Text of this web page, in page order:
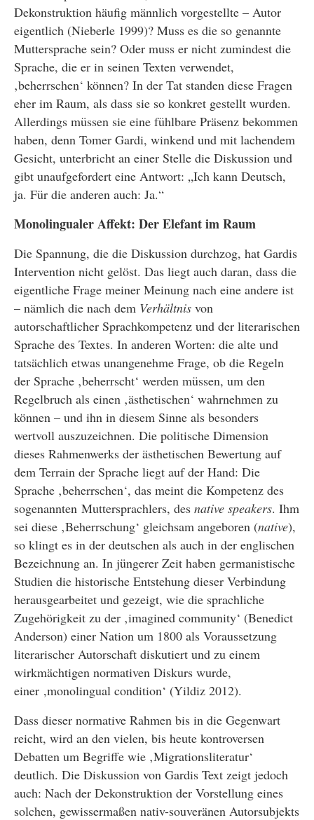
Dekonstruktion häufig männlich vorgestellte – Autor
eigentlich (Nieberle 1999)? Muss es die so genannte
Muttersprache sein? Oder muss er nicht zumindest die
Sprache, die er in seinen Texten verwendet,
‚beherrschen‘ können? In der Tat standen diese Fragen
eher im Raum, als dass sie so konkret gestellt wurden.
Allerdings müssen sie eine fühlbare Präsenz bekommen
haben, denn Tomer Gardi, winkend und mit lachendem
Gesicht, unterbricht an einer Stelle die Diskussion und
gibt unaufgefordert eine Antwort: „Ich kann Deutsch,
ja. Für die anderen auch: Ja.“
Monolingualer Affekt: Der Elefant im Raum
Die Spannung, die die Diskussion durchzog, hat Gardis
Intervention nicht gelöst. Das liegt auch daran, dass die
eigentliche Frage meiner Meinung nach eine andere ist
– nämlich die nach dem Verhältnis von
autorschaftlicher Sprachkompetenz und der literarischen
Sprache des Textes. In anderen Worten: die alte und
tatsächlich etwas unangenehme Frage, ob die Regeln
der Sprache ‚beherrscht‘ werden müssen, um den
Regelbruch als einen ‚ästhetischen‘ wahrnehmen zu
können – und ihn in diesem Sinne als besonders
wertvoll auszuzeichnen. Die politische Dimension
dieses Rahmenwerks der ästhetischen Bewertung auf
dem Terrain der Sprache liegt auf der Hand: Die
Sprache ‚beherrschen‘, das meint die Kompetenz des
sogenannten Muttersprachlers, des native speakers. Ihm
sei diese ‚Beherrschung‘ gleichsam angeboren (native),
so klingt es in der deutschen als auch in der englischen
Bezeichnung an. In jüngerer Zeit haben germanistische
Studien die historische Entstehung dieser Verbindung
herausgearbeitet und gezeigt, wie die sprachliche
Zugehörigkeit zu der ‚imagined community‘ (Benedict
Anderson) einer Nation um 1800 als Voraussetzung
literarischer Autorschaft diskutiert und zu einem
wirkmächtigen normativen Diskurs wurde,
einer ,monolingual condition‘ (Yildiz 2012).
Dass dieser normative Rahmen bis in die Gegenwart
reicht, wird an den vielen, bis heute kontroversen
Debatten um Begriffe wie ‚Migrationsliteratur‘
deutlich. Die Diskussion von Gardis Text zeigt jedoch
auch: Nach der Dekonstruktion der Vorstellung eines
solchen, gewissermaßen nativ-souveränen Autorsubjekts